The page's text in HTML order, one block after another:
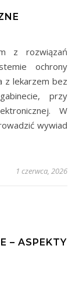
ochrony
z lekarzem bez
przy
W
wywiad
1 czerwca, 2026
– ASPEKTY